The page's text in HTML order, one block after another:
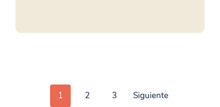
Posts
1 2 3 Siguiente